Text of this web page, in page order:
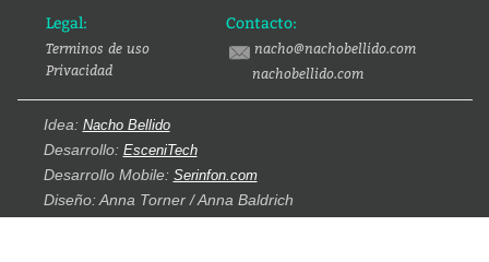
Legal:
Terminos de uso
Privacidad
Contacto:
nacho@nachobellido.com
nachobellido.com
Idea: Nacho Bellido
Desarrollo: EsceniTech
Desarrollo Mobile: Serinfon.com
Diseño: Anna Torner / Anna Baldrich